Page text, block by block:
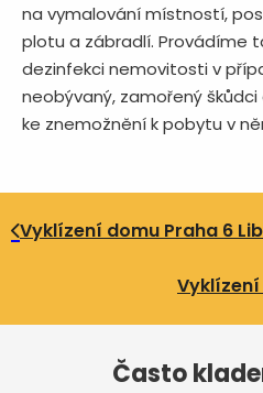
na vymalování místností,
plotu a zábradlí. Provádíme
dezinfekci nemovitosti v
neobývaný, zamořený
ke znemožnění k pobytu v
Vyklízení domu Praha 6
Vyklízení
Často